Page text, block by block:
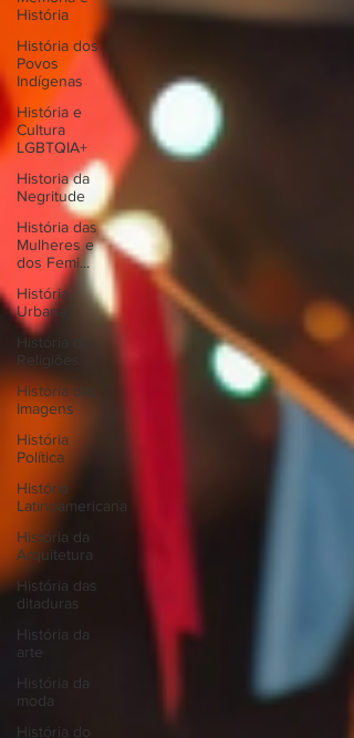
História
História dos
Povos
Indígenas
História e
Cultura
LGBTQIA+
Historia da
Negritude
História das
Mulheres e
dos Femi...
História
Urbana
História das
Religiões
História das
Imagens
História
Política
História
Latinoamericana
História da
Arquitetura
História das
ditaduras
História da
arte
História da
moda
História do